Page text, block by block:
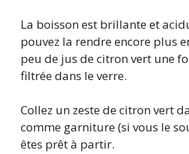
La boisson est brillante et
pouvez la rendre encore plus
peu de jus de citron vert une
filtrée dans le verre.
Collez un zeste de citron vert
comme garniture (si vous le
êtes prêt à partir.